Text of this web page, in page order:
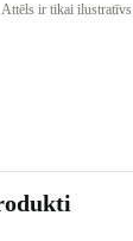
Attēls ir tikai ilustratīvs